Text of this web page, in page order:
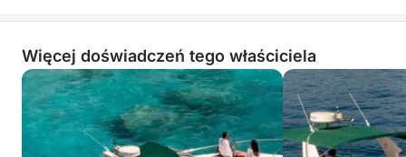
Więcej doświadczeń tego właściciela